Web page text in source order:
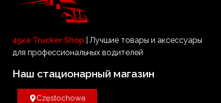
45ка Trucker Shop | Лучшие товары и аксессуары
для профессиональных водителей
Наш стационарный магазин​
Częstochowa